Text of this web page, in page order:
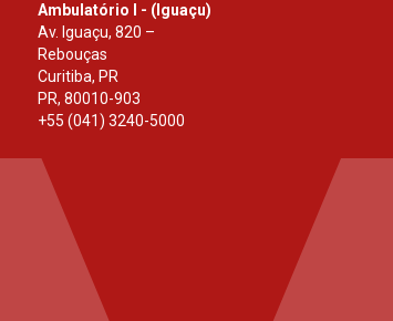
Ambulatório I - (Iguaçu)
Av. Iguaçu, 820 –
Rebouças
Curitiba, PR
PR, 80010-903
+55 (041) 3240-5000